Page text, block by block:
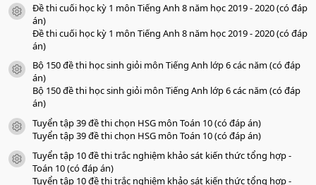
icon tài liệu
Đề thi cuối học kỳ 1 môn Tiếng Anh 8 năm học 2019 - 2020 (có đáp
án)
Đề thi cuối học kỳ 1 môn Tiếng Anh 8 năm học 2019 - 2020 (có đáp
án)
icon tài liệu
Bộ 150 đề thi học sinh giỏi môn Tiếng Anh lớp 6 các năm (có đáp
án)
Bộ 150 đề thi học sinh giỏi môn Tiếng Anh lớp 6 các năm (có đáp
án)
icon tài liệu
Tuyển tập 39 đề thi chọn HSG môn Toán 10 (có đáp án)
Tuyển tập 39 đề thi chọn HSG môn Toán 10 (có đáp án)
icon tài liệu
Tuyển tập 10 đề thi trắc nghiệm khảo sát kiến thức tổng hợp -
Toán 10 (có đáp án)
Tuyển tập 10 đề thi trắc nghiệm khảo sát kiến thức tổng hợp -